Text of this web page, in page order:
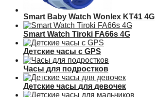
Smart Baby Watch Wonlex KT41 4G
Smart Watch Tiroki FA66s 4G
Детские часы с GPS
Часы для подростков
Детские часы для девочек